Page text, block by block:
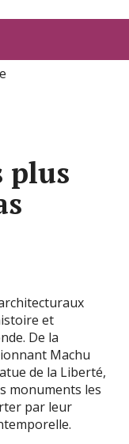
par De
plus
et
De la
Machu
de la Liberté,
monuments les
par leur